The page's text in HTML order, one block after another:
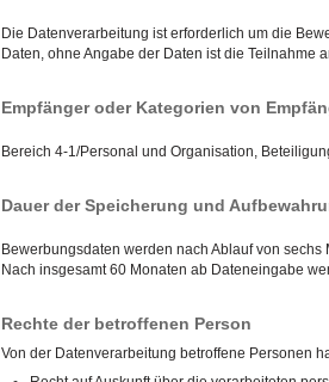
Die Datenverarbeitung ist erforderlich um die
Daten, ohne Angabe der Daten ist die Teilnahme
Empfänger oder Kategorien von
Bereich 4-1/Personal und Organisation,
Dauer der Speicherung und
Bewerbungsdaten werden nach Ablauf von
Nach insgesamt 60 Monaten ab Dateneingabe
Rechte der betroffenen Person
Von der Datenverarbeitung betroffene Personen